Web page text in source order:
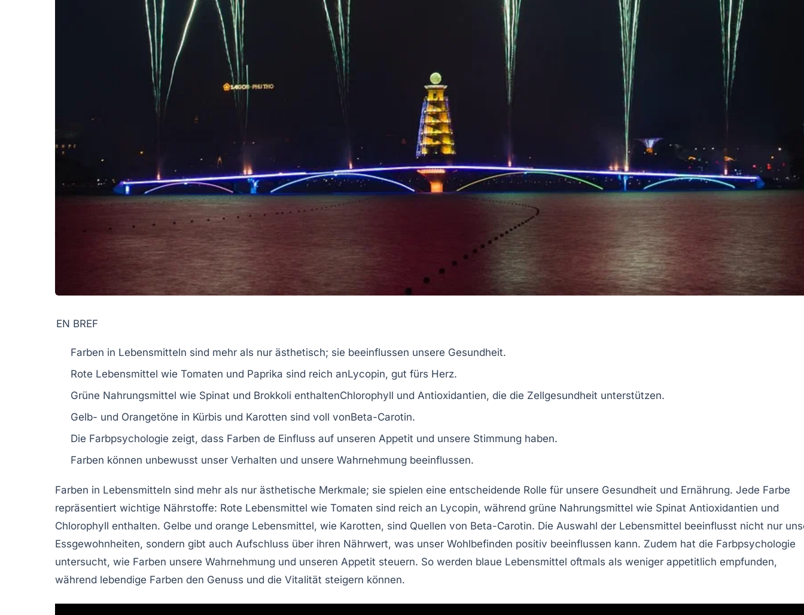
EN BREF
Farben in Lebensmitteln sind mehr als nur ästhetisch; sie beeinflussen unsere Gesundheit.
Rote Lebensmittel wie Tomaten und Paprika sind reich anLycopin, gut fürs Herz.
Grüne Nahrungsmittel wie Spinat und Brokkoli enthaltenChlorophyll und Antioxidantien, die die Zellgesundheit unterstützen.
Gelb- und Orangetöne in Kürbis und Karotten sind voll vonBeta-Carotin.
Die Farbpsychologie zeigt, dass Farben de Einfluss auf unseren Appetit und unsere Stimmung haben.
Farben können unbewusst unser Verhalten und unsere Wahrnehmung beeinflussen.
Farben in Lebensmitteln sind mehr als nur ästhetische Merkmale; sie spielen eine entscheidende Rolle für unsere Gesundheit und Ernährung. Jede Farbe
repräsentiert wichtige Nährstoffe: Rote Lebensmittel wie Tomaten sind reich an Lycopin, während grüne Nahrungsmittel wie Spinat Antioxidantien und
Chlorophyll enthalten. Gelbe und orange Lebensmittel, wie Karotten, sind Quellen von Beta-Carotin. Die Auswahl der Lebensmittel beeinflusst nicht nur
Essgewohnheiten, sondern gibt auch Aufschluss über ihren Nährwert, was unser Wohlbefinden positiv beeinflussen kann. Zudem hat die Farbpsychologie
untersucht, wie Farben unsere Wahrnehmung und unseren Appetit steuern. So werden blaue Lebensmittel oftmals als weniger appetitlich empfunden,
während lebendige Farben den Genuss und die Vitalität steigern können.